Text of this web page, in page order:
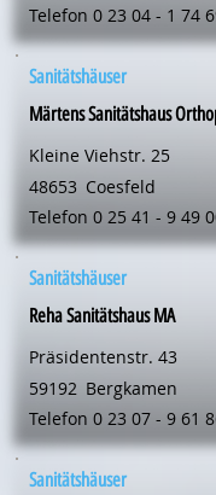
Telefon 0 23 04 - 1 74
Sanitätshäuser
Märtens Sanitätshaus
Kleine Viehstr. 25
48653 Coesfeld
Telefon 0 25 41 - 9 49
Sanitätshäuser
Reha Sanitätshaus MA
Präsidentenstr. 43
59192 Bergkamen
Telefon 0 23 07 - 9 61
Sanitätshäuser